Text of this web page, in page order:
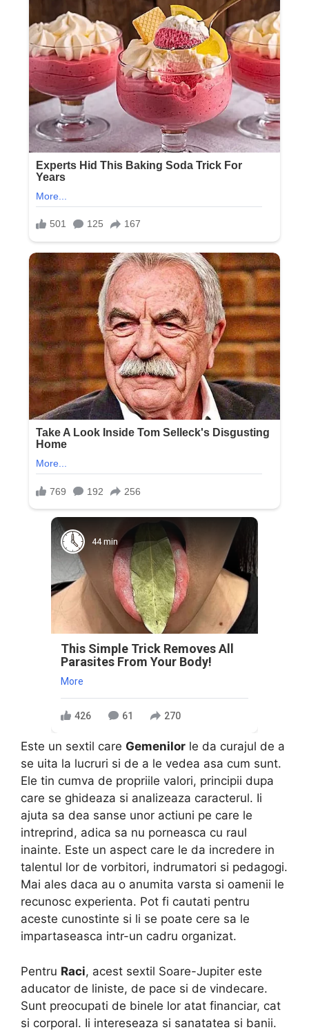
44 min
This Simple Trick Removes All
Parasites From Your Body!
More
426 61 270
Este un sextil care Gemenilor le da curajul de a
se uita la lucruri si de a le vedea asa cum sunt.
Ele tin cumva de propriile valori, principii dupa
care se ghideaza si analizeaza caracterul. Ii
ajuta sa dea sanse unor actiuni pe care le
intreprind, adica sa nu porneasca cu raul
inainte. Este un aspect care le da incredere in
talentul lor de vorbitori, indrumatori si pedagogi.
Mai ales daca au o anumita varsta si oamenii le
recunosc experienta. Pot fi cautati pentru
aceste cunostinte si li se poate cere sa le
impartaseasca intr-un cadru organizat.
Pentru Raci, acest sextil Soare-Jupiter este
aducator de liniste, de pace si de vindecare.
Sunt preocupati de binele lor atat financiar, cat
si corporal. Ii intereseaza si sanatatea si banii.